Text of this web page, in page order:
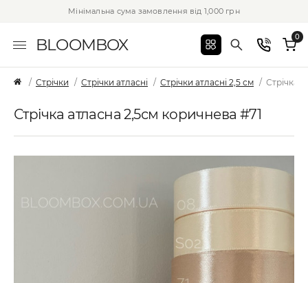
Мінімальна сума замовлення від 1,000 грн
BLOOMBOX 0
Стрічки Стрічки атласні Стрічки атласні 2,5 см Стрічка
Стрічка атласна 2,5см коричнева #71